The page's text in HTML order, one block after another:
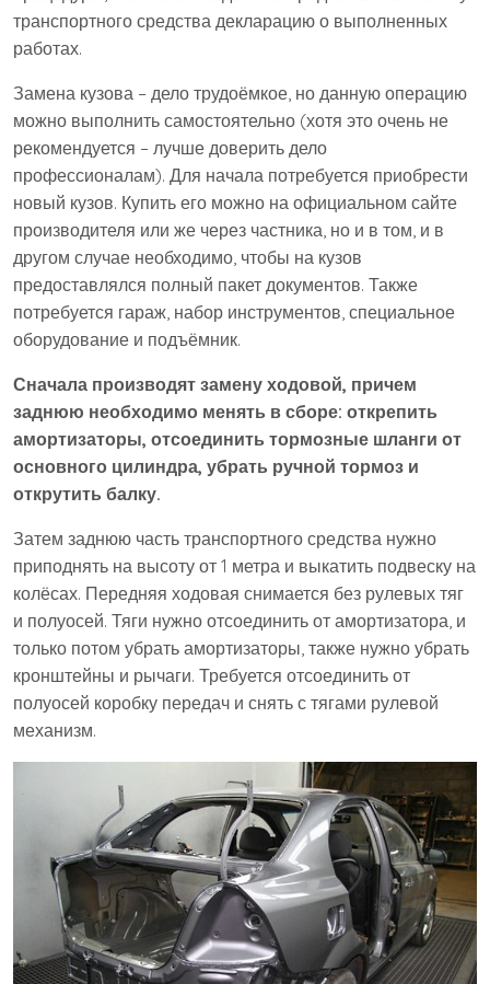
транспортного средства декларацию о выполненных
работах.
Замена кузова – дело трудоёмкое, но данную операцию
можно выполнить самостоятельно (хотя это очень не
рекомендуется – лучше доверить дело
профессионалам). Для начала потребуется приобрести
новый кузов. Купить его можно на официальном сайте
производителя или же через частника, но и в том, и в
другом случае необходимо, чтобы на кузов
предоставлялся полный пакет документов. Также
потребуется гараж, набор инструментов, специальное
оборудование и подъёмник.
Сначала производят замену ходовой, причем
заднюю необходимо менять в сборе: открепить
амортизаторы, отсоединить тормозные шланги от
основного цилиндра, убрать ручной тормоз и
открутить балку.
Затем заднюю часть транспортного средства нужно
приподнять на высоту от 1 метра и выкатить подвеску на
колёсах. Передняя ходовая снимается без рулевых тяг
и полуосей. Тяги нужно отсоединить от амортизатора, и
только потом убрать амортизаторы, также нужно убрать
кронштейны и рычаги. Требуется отсоединить от
полуосей коробку передач и снять с тягами рулевой
механизм.